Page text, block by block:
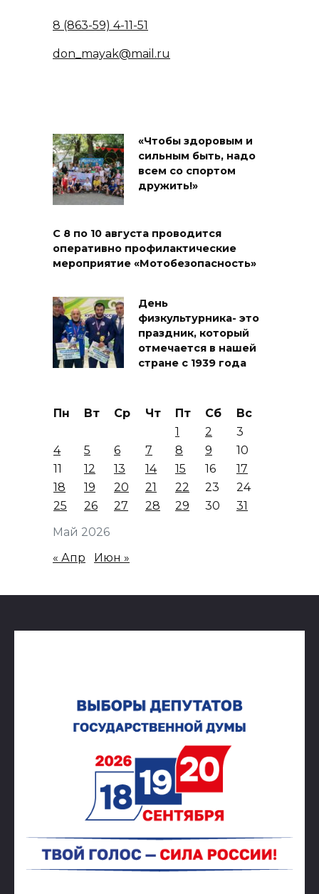
8 (863-59) 4-11-51
don_mayak@mail.ru
«Чтобы здоровым и
сильным быть, надо
всем со спортом
дружить!»
С 8 по 10 августа проводится
оперативно профилактические
мероприятие «Мотобезопасность»
День
физкультурника- это
праздник, который
отмечается в нашей
стране с 1939 года
Май 2026
Пн Вт Ср Чт Пт Сб
Вс
1
2
3
4
5 6 7 8 9
10
11
12 13 14 15 16
17
18
19 20 21 22 23
24
25
26 27 28 29 30 31
« Апр Июн »